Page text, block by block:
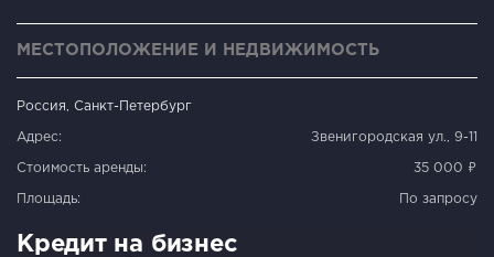
МЕСТОПОЛОЖЕНИЕ И НЕДВИЖИМОСТЬ
Россия, Санкт-Петербург
Адрес: Звенигородская ул., 9-11
Стоимость аренды: 35 000 ₽
Площадь: По запросу
Кредит на бизнес